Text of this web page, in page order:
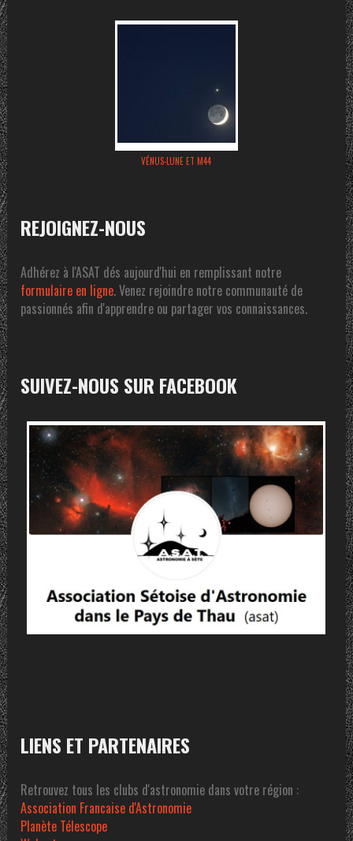
VÉNUS-LUNE ET M44
REJOIGNEZ-NOUS
Adhérez à l'ASAT dés aujourd'hui en remplissant notre
formulaire en ligne. Venez rejoindre notre communauté de
passionnés afin d'apprendre ou partager vos connaissances.
SUIVEZ-NOUS SUR FACEBOOK
LIENS ET PARTENAIRES
Retrouvez tous les clubs d'astronomie dans votre région :
Association Francaise d'Astronomie
Planète Télescope